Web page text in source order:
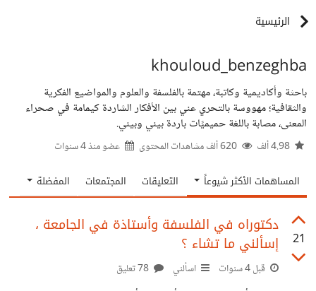
الرئيسية
khouloud_benzeghba
باحثة وأكاديمية وكاتبة، مهتمة بالفلسفة والعلوم والمواضيع الفكرية
والثقافية؛ مهووسة بالتحري عني بين الأفكار الشاردة كيمامة في صحراء
المعنى، مصابة باللغة حميميًات باردة بيني وبيني.
عضو منذ4 سنوات
المساهمات الأكثر شيوعاً التعليقات المجتمعات المفضلة
21
دكتوراه في الفلسفة وأستاذة في الجامعة ،
إسألني ما تشاء ؟
قبل 4 سنوات اسألني